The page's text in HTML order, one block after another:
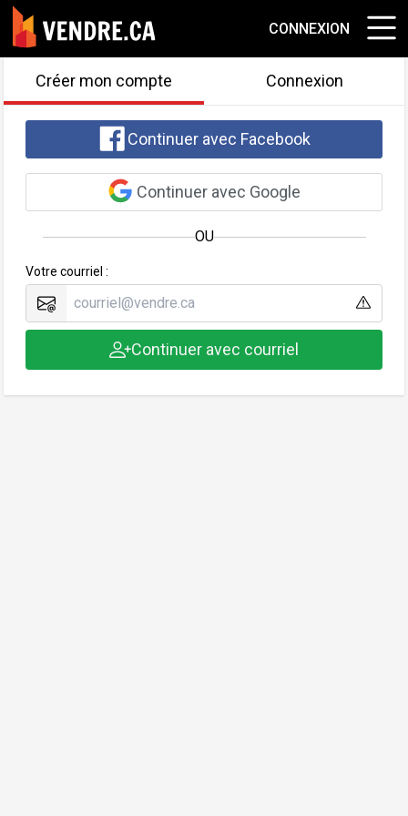
CONNEXION
Créer mon compte Connexion
Continuer avec Facebook
Continuer avec Google
OU
Votre courriel :
Continuer avec courriel